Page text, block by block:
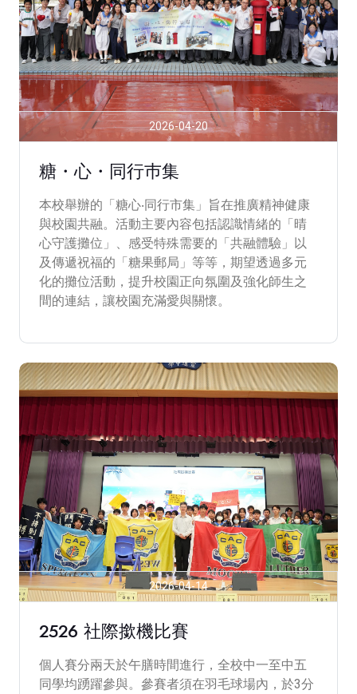
2026-04-20
糖・心・同行巿集
本校舉辦的「糖心‧同行市集」旨在推廣精神健康
與校園共融。活動主要內容包括認識情緒的「晴
心守護攤位」、感受特殊需要的「共融體驗」以
及傳遞祝福的「糖果郵局」等等，期望透過多元
化的攤位活動，提升校園正向氛圍及強化師生之
間的連結，讓校園充滿愛與關懷。
2026-04-14
2526 社際撳機比賽
個人賽分兩天於午膳時間進行，全校中一至中五
同學均踴躍參與。參賽者須在羽毛球場內，於3分